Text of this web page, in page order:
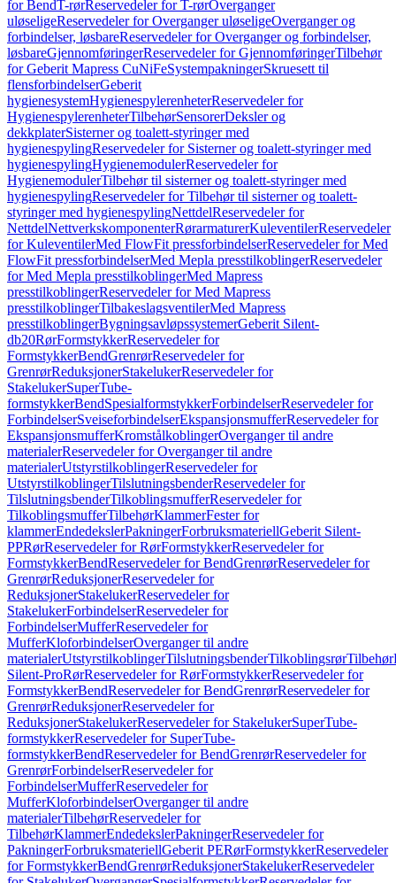
for BendT-rørReservedeler for T-rørOverganger
uløseligeReservedeler for Overganger uløseligeOverganger og
forbindelser, løsbareReservedeler for Overganger og forbindelser,
løsbareGjennomføringerReservedeler for GjennomføringerTilbehør
for Geberit Mapress CuNiFeSystempakningerSkruesett til
flensforbindelserGeberit
hygienesystemHygienespylerenheterReservedeler for
HygienespylerenheterTilbehørSensorerDeksler og
dekkplaterSisterner og toalett-styringer med
hygienespylingReservedeler for Sisterner og toalett-styringer med
hygienespylingHygienemodulerReservedeler for
HygienemodulerTilbehør til sisterner og toalett-styringer med
hygienespylingReservedeler for Tilbehør til sisterner og toalett-
styringer med hygienespylingNettdelReservedeler for
NettdelNettverkskomponenterRørarmaturerKuleventilerReservedeler
for KuleventilerMed FlowFit pressforbindelserReservedeler for Med
FlowFit pressforbindelserMed Mepla presstilkoblingerReservedeler
for Med Mepla presstilkoblingerMed Mapress
presstilkoblingerReservedeler for Med Mapress
presstilkoblingerTilbakeslagsventilerMed Mapress
presstilkoblingerBygningsavløpssystemerGeberit Silent-
db20RørFormstykkerReservedeler for
FormstykkerBendGrenrørReservedeler for
GrenrørReduksjonerStakelukerReservedeler for
StakelukerSuperTube-
formstykkerBendSpesialformstykkerForbindelserReservedeler for
ForbindelserSveiseforbindelserEkspansjonsmufferReservedeler for
EkspansjonsmufferKromstålkoblingerOverganger til andre
materialerReservedeler for Overganger til andre
materialerUtstyrstilkoblingerReservedeler for
UtstyrstilkoblingerTilslutningsbenderReservedeler for
TilslutningsbenderTilkoblingsmufferReservedeler for
TilkoblingsmufferTilbehørKlammerFester for
klammerEndedekslerPakningerForbruksmateriellGeberit Silent-
PPRørReservedeler for RørFormstykkerReservedeler for
FormstykkerBendReservedeler for BendGrenrørReservedeler for
GrenrørReduksjonerReservedeler for
ReduksjonerStakelukerReservedeler for
StakelukerForbindelserReservedeler for
ForbindelserMufferReservedeler for
MufferKloforbindelserOverganger til andre
materialerUtstyrstilkoblingerTilslutningsbenderTilkoblingsrørTilbehør
Silent-ProRørReservedeler for RørFormstykkerReservedeler for
FormstykkerBendReservedeler for BendGrenrørReservedeler for
GrenrørReduksjonerReservedeler for
ReduksjonerStakelukerReservedeler for StakelukerSuperTube-
formstykkerReservedeler for SuperTube-
formstykkerBendReservedeler for BendGrenrørReservedeler for
GrenrørForbindelserReservedeler for
ForbindelserMufferReservedeler for
MufferKloforbindelserOverganger til andre
materialerTilbehørReservedeler for
TilbehørKlammerEndedekslerPakningerReservedeler for
PakningerForbruksmateriellGeberit PERørFormstykkerReservedeler
for FormstykkerBendGrenrørReduksjonerStakelukerReservedeler